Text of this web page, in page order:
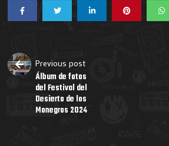
Previous post
Álbum de fotos
del Festival del
Desierto de los
Monegros 2024